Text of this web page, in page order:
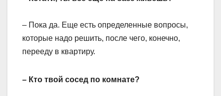
– Пока да. Еще есть определенные вопросы,
которые надо решить, после чего, конечно,
перееду в квартиру.
– Кто твой сосед по комнате?